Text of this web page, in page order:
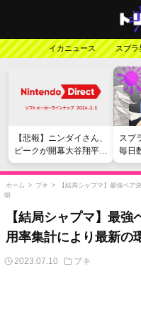
イカニュース スプラ
【悲報】ニンダイさん、
ピークが開幕大谷翔平の
がっかりダイレクトだっ
たと言われてしまう
スプ
毎日
い』
行
ホーム > ブキ >
【結局シャプマ】最強ペア
明
【結局シャプマ】最
用率集計により最新の
2023.07.10 ブキ